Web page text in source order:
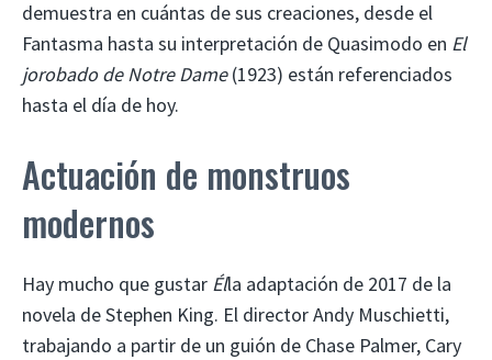
demuestra en cuántas de sus creaciones, desde el
Fantasma hasta su interpretación de Quasimodo en El
jorobado de Notre Dame(1923) están referenciados
hasta el día de hoy.
Actuación de monstruos
modernos
Hay mucho que gustar Élla adaptación de 2017 de la
novela de Stephen King. El director Andy Muschietti,
trabajando a partir de un guión de Chase Palmer, Cary